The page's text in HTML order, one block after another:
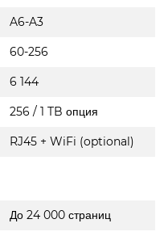
A6-A3
60-256
6 144
256 / 1 TB опция
RJ45 + WiFi (optional)
До 24 000 страниц